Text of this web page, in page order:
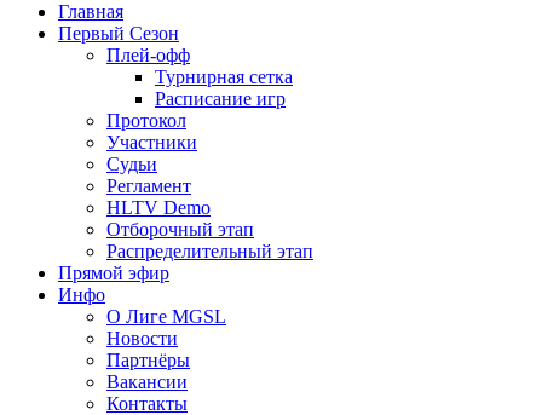
Главная
Первый Сезон
Плей-офф
Турнирная сетка
Расписание игр
Протокол
Участники
Судьи
Регламент
HLTV Demo
Отборочный этап
Распределительный этап
Прямой эфир
Инфо
О Лиге MGSL
Новости
Партнёры
Вакансии
Контакты